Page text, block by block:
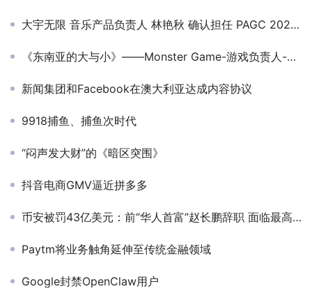
大宇无限 音乐产品负责人 林艳秋 确认担任 PAGC 2025丨第五届全球产品与增长展会 非游应用出海增长峰会圆桌嘉宾！
《东南亚的大与小》——Monster Game-游戏负责人-王皓
新闻集团和Facebook在澳大利亚达成内容协议
9918捕鱼、捕鱼次时代
“闷声发大财”的《暗区突围》
抖音电商GMV逼近拼多多
币安被罚43亿美元：前“华人首富”赵长鹏辞职 面临最高18个月监禁
Paytm将业务触角延伸至传统金融领域
Google封禁OpenClaw用户